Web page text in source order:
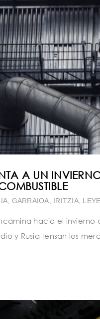
A UN
GARRAIOA IRITZIA,
hacia el
y Rusia tensan los